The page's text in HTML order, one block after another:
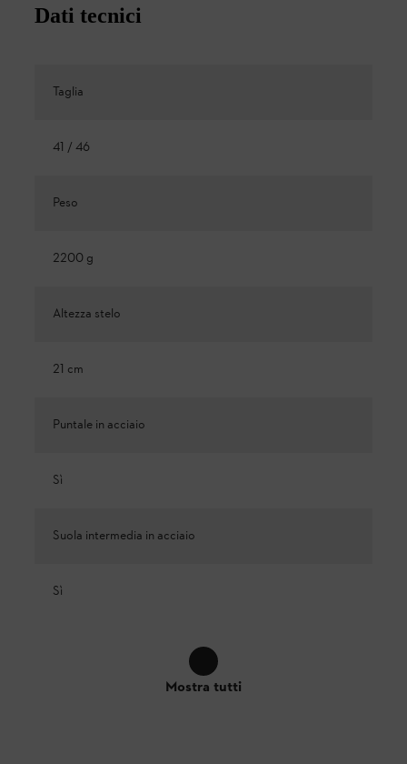
Dati tecnici
Taglia
41 / 46
Peso
2200 g
Altezza stelo
21 cm
Puntale in acciaio
Sì
Suola intermedia in acciaio
Sì
Mostra tutti